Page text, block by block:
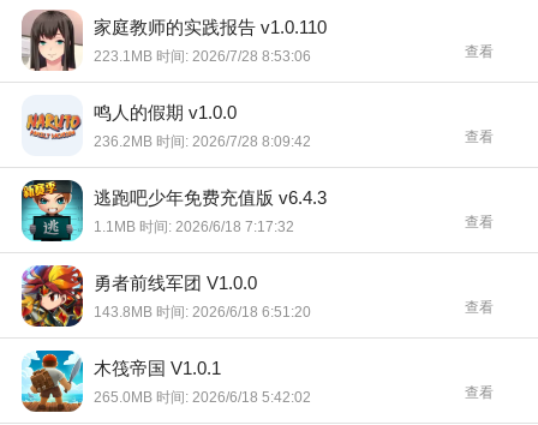
家庭教师的实践报告 v1.0.110
223.1MB 时间: 2026/7/28 8:53:06 查看
鸣人的假期 v1.0.0
236.2MB 时间: 2026/7/28 8:09:42 查看
逃跑吧少年免费充值版 v6.4.3
1.1MB 时间: 2026/6/18 7:17:32 查看
勇者前线军团 V1.0.0
143.8MB 时间: 2026/6/18 6:51:20 查看
木筏帝国 V1.0.1
265.0MB 时间: 2026/6/18 5:42:02 查看